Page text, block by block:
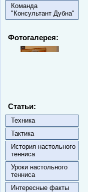
Команда
"Консультант Дубна"
Фотогалерея:
Статьи:
Техника
Тактика
История настольного
тенниса
Уроки настольного
тенниса
Интересные факты